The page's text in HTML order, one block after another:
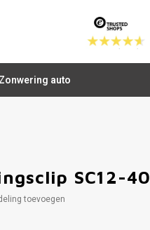
Zonwering auto
SC12-40
toevoegen